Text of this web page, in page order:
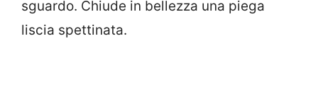
sguardo. Chiude in bellezza una piega
liscia spettinata.